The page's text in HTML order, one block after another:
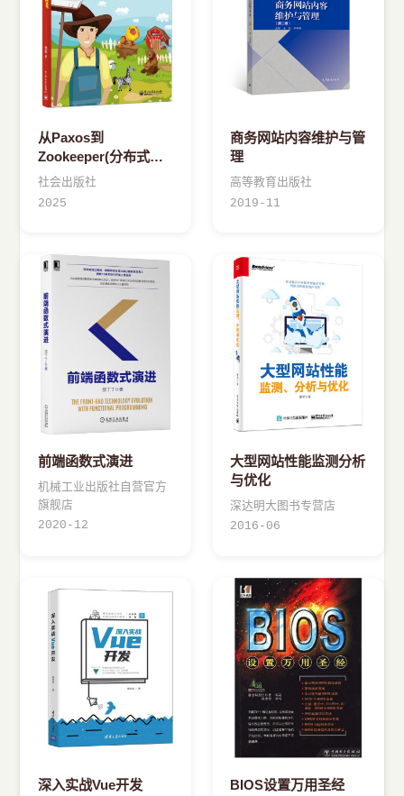
从Paxos到
Zookeeper(分布式一
致性原理与实践大型网
社会出版社
2025
商务网站内容维护与管
理
高等教育出版社
2019-11
前端函数式演进
机械工业出版社自营官方
旗舰店
2020-12
大型网站性能监测分析
与优化
深达明大图书专营店
2016-06
深入实战Vue开发 BIOS设置万用圣经